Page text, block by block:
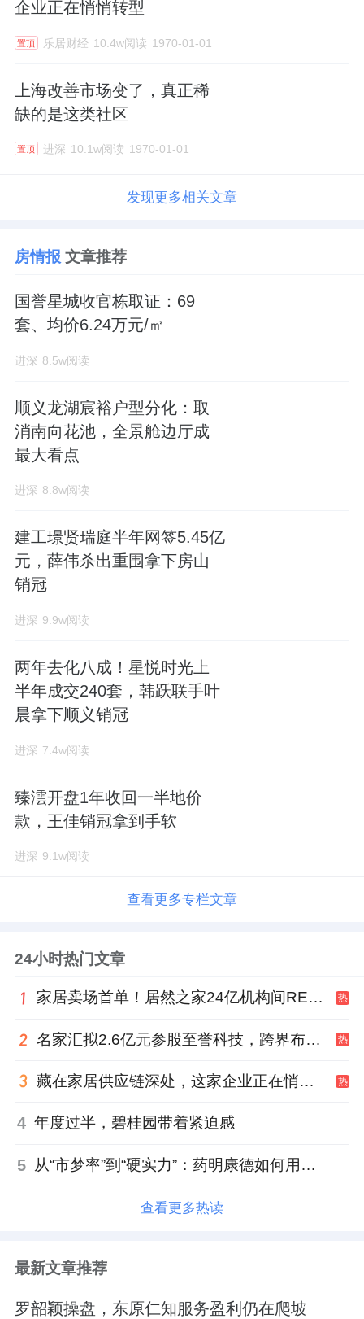
企业正在悄悄转型
置顶 乐居财经 10.4w阅读 1970-01-01
上海改善市场变了，真正稀
缺的是这类社区
置顶 进深 10.1w阅读 1970-01-01
发现更多相关文章
房情报 文章推荐
国誉星城收官栋取证：69
套、均价6.24万元/㎡
进深 8.5w阅读
顺义龙湖宸裕户型分化：取
消南向花池，全景舱边厅成
最大看点
进深 8.8w阅读
建工璟贤瑞庭半年网签5.45亿
元，薛伟杀出重围拿下房山
销冠
进深 9.9w阅读
两年去化八成！星悦时光上
半年成交240套，韩跃联手叶
晨拿下顺义销冠
进深 7.4w阅读
臻澐开盘1年收回一半地价
款，王佳销冠拿到手软
进深 9.1w阅读
查看更多专栏文章
24小时热门文章
家居卖场首单！居然之家24亿机构间REITs获深交所无异议函 热
名家汇拟2.6亿元参股至誉科技，跨界布局工业级固态存储 热
藏在家居供应链深处，这家企业正在悄悄转型 热
4 年度过半，碧桂园带着紧迫感
5 从“市梦率”到“硬实力”：药明康德如何用业绩填平2021年估值鸿沟？
查看更多热读
最新文章推荐
罗韶颖操盘，东原仁知服务盈利仍在爬坡